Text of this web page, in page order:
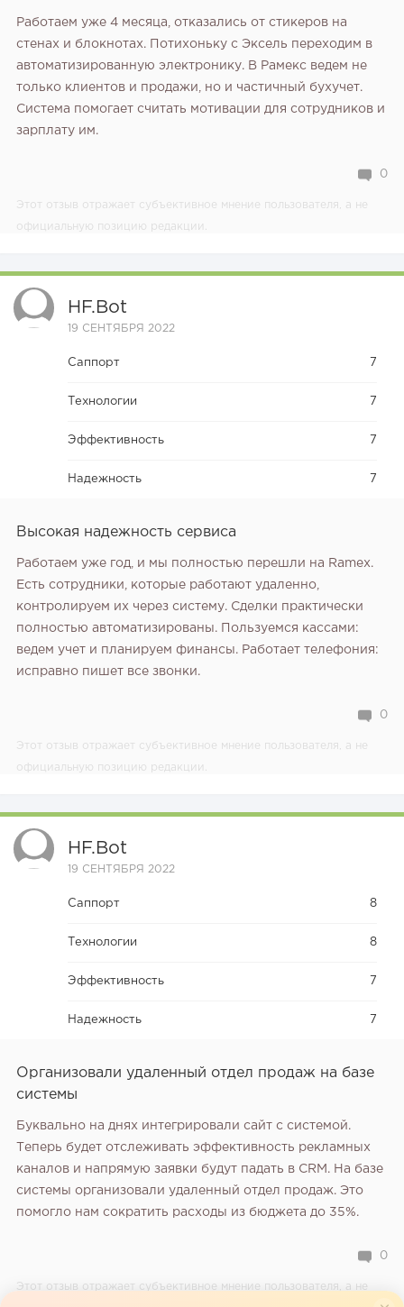
Работаем уже 4 месяца, отказались от стикеров на
стенах и блокнотах. Потихоньку с Эксель переходим в
автоматизированную электронику. В Рамекс ведем не
только клиентов и продажи, но и частичный бухучет.
Система помогает считать мотивации для сотрудников и
зарплату им.
0
Этот отзыв отражает субъективное мнение пользователя, а не
официальную позицию редакции.
HF.bot
19 СЕНТЯБРЯ 2022
Саппорт 7
Технологии 7
Эффективность 7
Надежность 7
Высокая надежность сервиса
Работаем уже год, и мы полностью перешли на Ramex.
Есть сотрудники, которые работают удаленно,
контролируем их через систему. Сделки практически
полностью автоматизированы. Пользуемся кассами:
ведем учет и планируем финансы. Работает телефония:
исправно пишет все звонки.
0
Этот отзыв отражает субъективное мнение пользователя, а не
официальную позицию редакции.
HF.bot
19 СЕНТЯБРЯ 2022
Саппорт 8
Технологии 8
Эффективность 7
Надежность 7
Организовали удаленный отдел продаж на базе
системы
Буквально на днях интегрировали сайт с системой.
Теперь будет отслеживать эффективность рекламных
каналов и напрямую заявки будут падать в CRM. На базе
системы организовали удаленный отдел продаж. Это
помогло нам сократить расходы из бюджета до 35%.
0
Этот отзыв отражает субъективное мнение пользователя, а не